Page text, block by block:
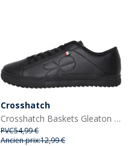
Crosshatch
Crosshatch Baskets Gleaton Homme Noir Mono
PVC54,99 €
Ancien prix:12,99 €